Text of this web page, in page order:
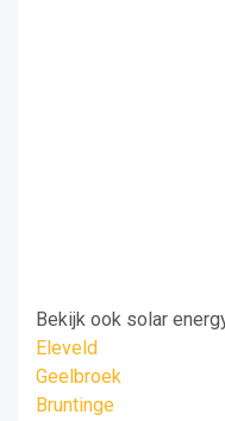
Bekijk ook solar
Eleveld
Geelbroek
Bruntinge